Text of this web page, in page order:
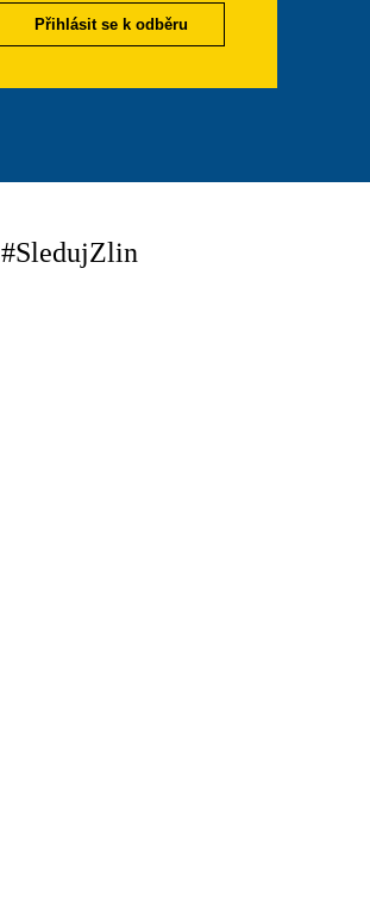
Přihlásit se k odběru
#SledujZlin